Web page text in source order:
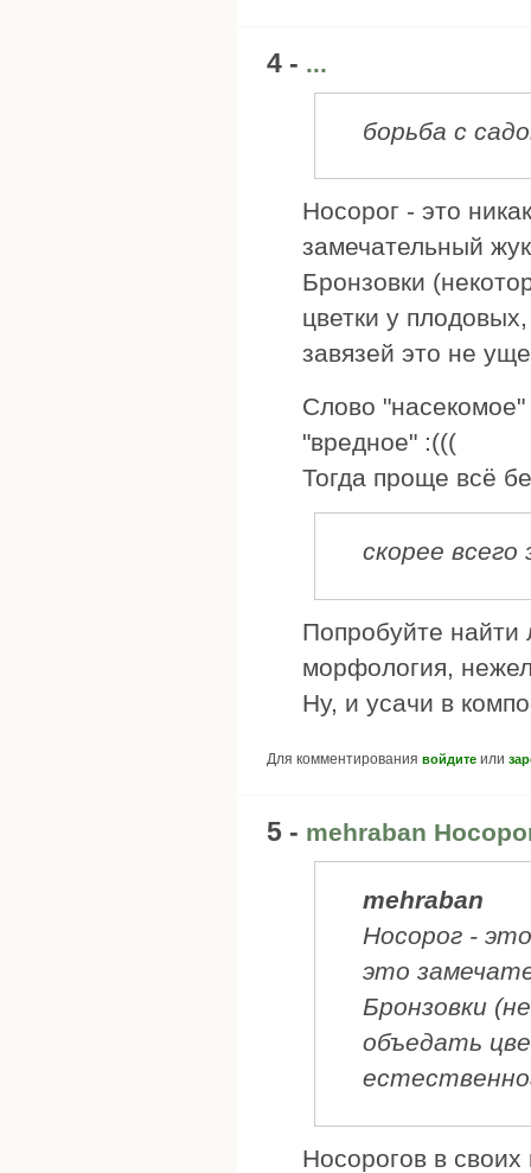
4 - ...
борьба с
Носорог - это
замечательный
Бронзовки
цветки у
завязей это не
Слово
"вредное" :(((
Тогда проще всё
скорее
Попробуйте найти
морфология,
Ну, и усачи в
Для комментирования войдите или
5 - mehraban
mehraban
Носорог -
это
Бронзовки
объедать
Носорогов в своих